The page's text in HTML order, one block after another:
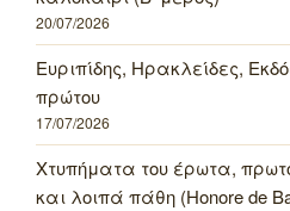
20/07/2026
Ευριπίδης, Ηρακλείδες,
πρώτου
17/07/2026
Χτυπήματα του έρωτα,
και λοιπά πάθη (Honore de